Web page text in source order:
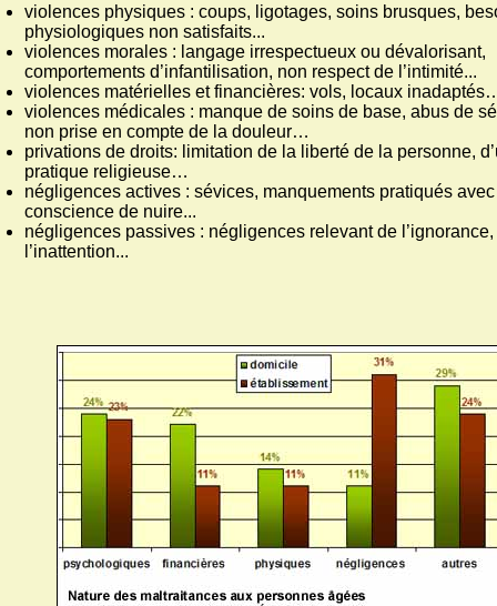
violences physiques : coups, ligotages, soins brusques,
physiologiques non satisfaits...
violences morales : langage irrespectueux ou dévalorisant,
comportements d’infantilisation, non respect de l’intimité...
violences matérielles et financières: vols, locaux
violences médicales : manque de soins de base, abus de
non prise en compte de la douleur…
privations de droits: limitation de la liberté de la personne,
pratique religieuse…
négligences actives : sévices, manquements pratiqués
conscience de nuire...
négligences passives : négligences relevant de l’ignorance,
l’inattention...